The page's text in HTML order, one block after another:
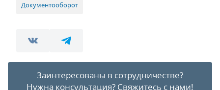
Документооборот
Заинтересованы в сотрудничестве?
Нужна консультация? Свяжитесь с нами!